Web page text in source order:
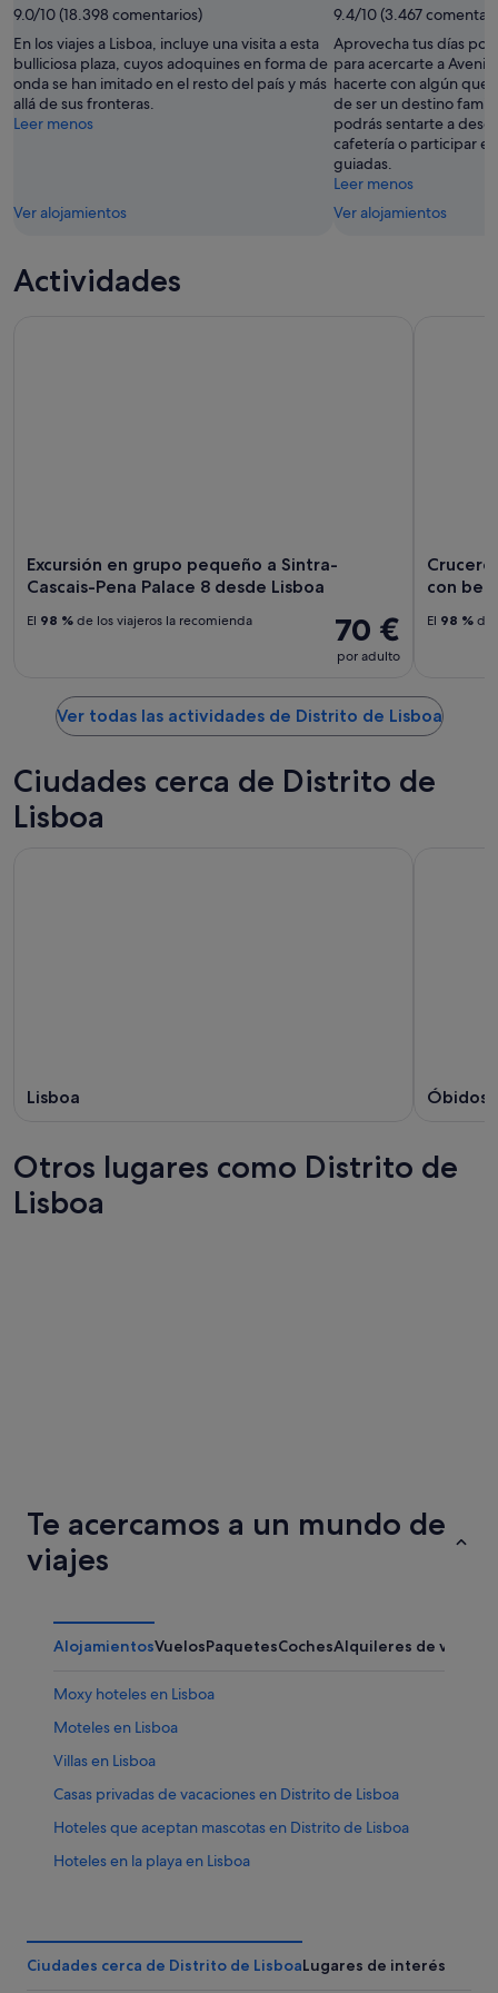
9.0/10 (18.398 comentarios)
En los viajes a Lisboa, incluye una visita a esta
bulliciosa plaza, cuyos adoquines en forma de
onda se han imitado en el resto del país y más
allá de sus fronteras.
Leer menos
Ver alojamientos
9.4/10 (3.467
Aprovecha tus días por
para acercarte a
hacerte con algún que
de ser un destino
podrás sentarte a
cafetería o participar
guiadas.
Leer menos
Ver alojamientos
Actividades
Excursión en grupo pequeño a Sintra-
Cascais-Pena Palace 8 desde Lisboa
70 €
por adulto
El 98 % de los viajeros la recomienda
con
El 98 % de
Ver todas las actividades de Distrito de Lisboa
Ciudades cerca de Distrito de
Lisboa
Lisboa Óbidos
Otros lugares como Distrito de
Lisboa
Te acercamos a un mundo de
viajes
AlojamientosVuelosPaquetesCochesAlquileres de
Moxy hoteles en Lisboa
Moteles en Lisboa
Villas en Lisboa
Casas privadas de vacaciones en Distrito de Lisboa
Hoteles que aceptan mascotas en Distrito de Lisboa
Hoteles en la playa en Lisboa
Hoteles cerca de Elevador de Santa Justa
Ciudades cerca de Distrito de LisboaLugares de interés